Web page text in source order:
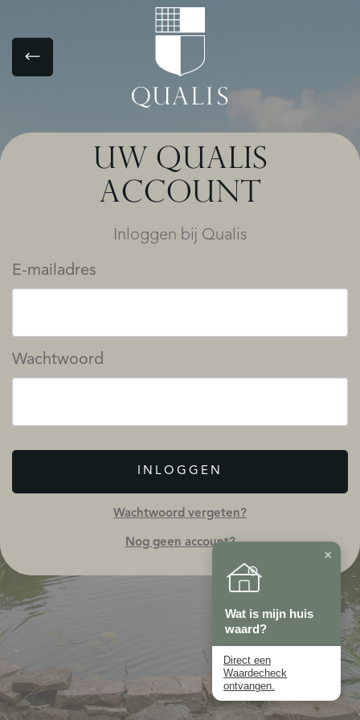
UW QUALIS
ACCOUNT
Inloggen bij Qualis
E-mailadres
Wachtwoord
INLOGGEN
Wachtwoord vergeten?
Nog geen account?
×
Wat is mijn huis
waard?
Direct een
Waardecheck
ontvangen.